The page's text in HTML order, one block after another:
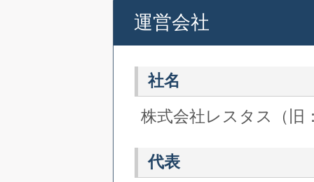
運営会社
社名
株式会社レスタス（旧
代表